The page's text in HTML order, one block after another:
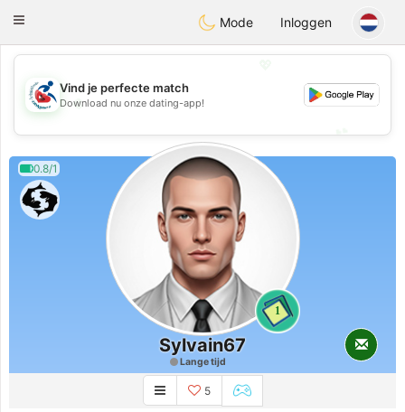
Handi Space
Toggle
Mode Inloggen
💖
💕
Vind je perfecte match
Download nu onze dating-app!
0.8/1
1
Sylvain67
Lange tijd
5